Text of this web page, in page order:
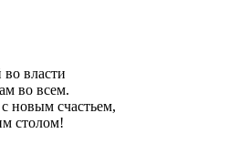
власти
во всем.
новым счастьем,
столом!